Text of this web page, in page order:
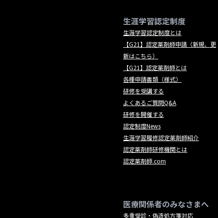
生涯学習認定制度
生涯学習認定制度とは
【G21】認定薬剤師申請（新規、更
新はこちら）
【G21】認定薬剤師とは
各種申請書類（様式）
研修を受講する
よくあるご質問Q&A
研修を開催する
認定制度News
生涯学習履修認定薬剤師紹介
認定薬剤師研修機関とは
認定薬剤師.com
医療関係者のみなさまへ
多重受診・偽造処方箋対応